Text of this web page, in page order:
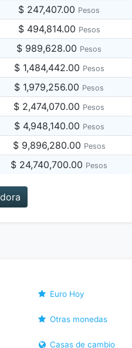
$ 247,407.00 Pesos
$ 494,814.00 Pesos
$ 989,628.00 Pesos
$ 1,484,442.00 Pesos
$ 1,979,256.00 Pesos
$ 2,474,070.00 Pesos
$ 4,948,140.00 Pesos
$ 9,896,280.00 Pesos
$ 24,740,700.00 Pesos
Euro Hoy
Otras monedas
Casas de cambio